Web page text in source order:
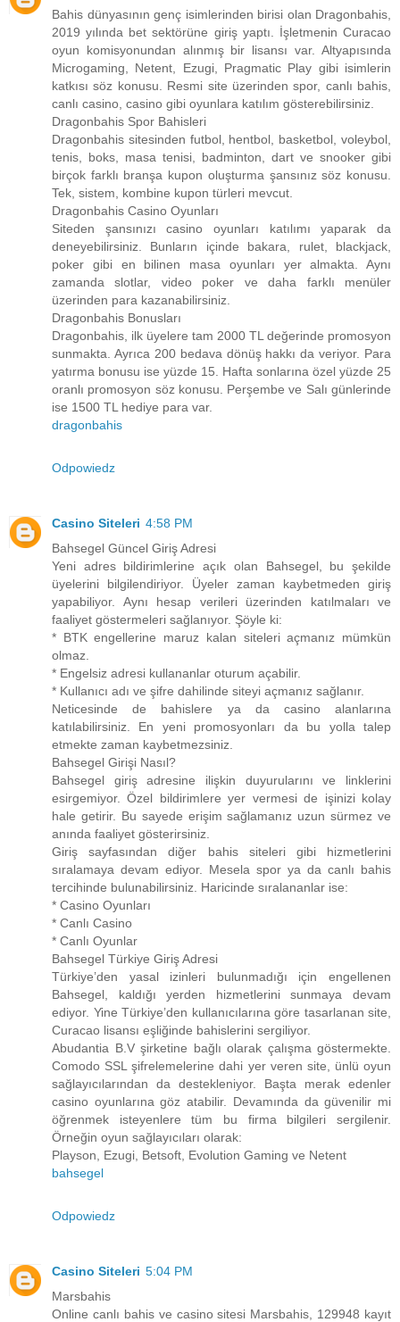
Bahis dünyasının genç isimlerinden birisi olan Dragonbahis,
2019 yılında bet sektörüne giriş yaptı. İşletmenin Curacao
oyun komisyonundan alınmış bir lisansı var. Altyapısında
Microgaming, Netent, Ezugi, Pragmatic Play gibi isimlerin
katkısı söz konusu. Resmi site üzerinden spor, canlı bahis,
canlı casino, casino gibi oyunlara katılım gösterebilirsiniz.
Dragonbahis Spor Bahisleri
Dragonbahis sitesinden futbol, hentbol, basketbol, voleybol,
tenis, boks, masa tenisi, badminton, dart ve snooker gibi
birçok farklı branşa kupon oluşturma şansınız söz konusu.
Tek, sistem, kombine kupon türleri mevcut.
Dragonbahis Casino Oyunları
Siteden şansınızı casino oyunları katılımı yaparak da
deneyebilirsiniz. Bunların içinde bakara, rulet, blackjack,
poker gibi en bilinen masa oyunları yer almakta. Aynı
zamanda slotlar, video poker ve daha farklı menüler
üzerinden para kazanabilirsiniz.
Dragonbahis Bonusları
Dragonbahis, ilk üyelere tam 2000 TL değerinde promosyon
sunmakta. Ayrıca 200 bedava dönüş hakkı da veriyor. Para
yatırma bonusu ise yüzde 15. Hafta sonlarına özel yüzde 25
oranlı promosyon söz konusu. Perşembe ve Salı günlerinde
ise 1500 TL hediye para var.
dragonbahis
Odpowiedz
Casino Siteleri 4:58 PM
Bahsegel Güncel Giriş Adresi
Yeni adres bildirimlerine açık olan Bahsegel, bu şekilde
üyelerini bilgilendiriyor. Üyeler zaman kaybetmeden giriş
yapabiliyor. Aynı hesap verileri üzerinden katılmaları ve
faaliyet göstermeleri sağlanıyor. Şöyle ki:
* BTK engellerine maruz kalan siteleri açmanız mümkün
olmaz.
* Engelsiz adresi kullananlar oturum açabilir.
* Kullanıcı adı ve şifre dahilinde siteyi açmanız sağlanır.
Neticesinde de bahislere ya da casino alanlarına
katılabilirsiniz. En yeni promosyonları da bu yolla talep
etmekte zaman kaybetmezsiniz.
Bahsegel Girişi Nasıl?
Bahsegel giriş adresine ilişkin duyurularını ve linklerini
esirgemiyor. Özel bildirimlere yer vermesi de işinizi kolay
hale getirir. Bu sayede erişim sağlamanız uzun sürmez ve
anında faaliyet gösterirsiniz.
Giriş sayfasından diğer bahis siteleri gibi hizmetlerini
sıralamaya devam ediyor. Mesela spor ya da canlı bahis
tercihinde bulunabilirsiniz. Haricinde sıralananlar ise:
* Casino Oyunları
* Canlı Casino
* Canlı Oyunlar
Bahsegel Türkiye Giriş Adresi
Türkiye’den yasal izinleri bulunmadığı için engellenen
Bahsegel, kaldığı yerden hizmetlerini sunmaya devam
ediyor. Yine Türkiye’den kullanıcılarına göre tasarlanan site,
Curacao lisansı eşliğinde bahislerini sergiliyor.
Abudantia B.V şirketine bağlı olarak çalışma göstermekte.
Comodo SSL şifrelemelerine dahi yer veren site, ünlü oyun
sağlayıcılarından da destekleniyor. Başta merak edenler
casino oyunlarına göz atabilir. Devamında da güvenilir mi
öğrenmek isteyenlere tüm bu firma bilgileri sergilenir.
Örneğin oyun sağlayıcıları olarak:
Playson, Ezugi, Betsoft, Evolution Gaming ve Netent
bahsegel
Odpowiedz
Casino Siteleri 5:04 PM
Marsbahis
Online canlı bahis ve casino sitesi Marsbahis, 129948 kayıt